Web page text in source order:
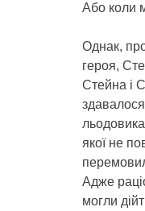
Або коли
Однак,
героя,
Стейна і
якої не
Адже
могли